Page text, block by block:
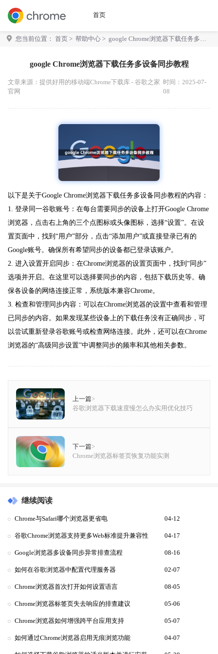
首页
您当前位置： 首页 > 帮助中心 > google Chrome浏览器下载任务多设
google Chrome浏览器下载任务多设备同步教程
文章来源： 提供好用的移动端Chrome下载库 - 谷歌之家
官网
时间：2025-07-
08
以下是关于Google Chrome浏览器下载任务多设备同步教程的内容：
1. 登录同一谷歌账号：在每台需要同步的设备上打开Google Chrome
浏览器，点击右上角的三个点图标或头像图标，选择“设置”。在设
置页面中，找到“用户”部分，点击“添加用户”或直接登录已有的
Google账号。确保所有希望同步的设备都已登录该账户。
2. 进入设置开启同步：在Chrome浏览器的设置页面中，找到“同步”
选项并开启。在这里可以选择要同步的内容，包括下载历史等。确
保各设备的网络连接正常，系统版本兼容Chrome。
3. 检查和管理同步内容：可以在Chrome浏览器的设置中查看和管理
已同步的内容。如果发现某些设备上的下载任务没有正确同步，可
以尝试重新登录谷歌账号或检查网络连接。此外，还可以在Chrome
浏览器的“高级同步设置”中调整同步的频率和其他相关参数。
上一篇>
谷歌浏览器下载速度慢怎么办实用优化技巧
下一篇>
Chrome浏览器标签页恢复功能实测
继续阅读
Chrome与Safari哪个浏览器更省电 04-12
谷歌Chrome浏览器支持更多Web标准提升兼容性 04-17
Google浏览器多设备同步异常排查流程 08-16
如何在谷歌浏览器中配置代理服务器 02-07
Chrome浏览器首次打开如何设置语言 08-05
Chrome浏览器标签页失去响应的排查建议 05-06
Chrome浏览器如何增强跨平台应用支持 05-07
如何通过Chrome浏览器启用无痕浏览功能 04-07